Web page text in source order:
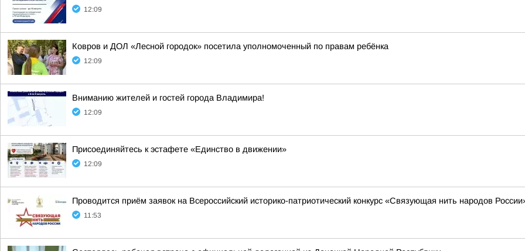
12:09
Ковров и ДОЛ «Лесной городок» посетила уполномоченный по правам ребёнка
12:09
Вниманию жителей и гостей города Владимира!
12:09
Присоединяйтесь к эстафете «Единство в движении»
12:09
Проводится приём заявок на Всероссийский историко-патриотический конкурс «Связующая нить народов
11:53